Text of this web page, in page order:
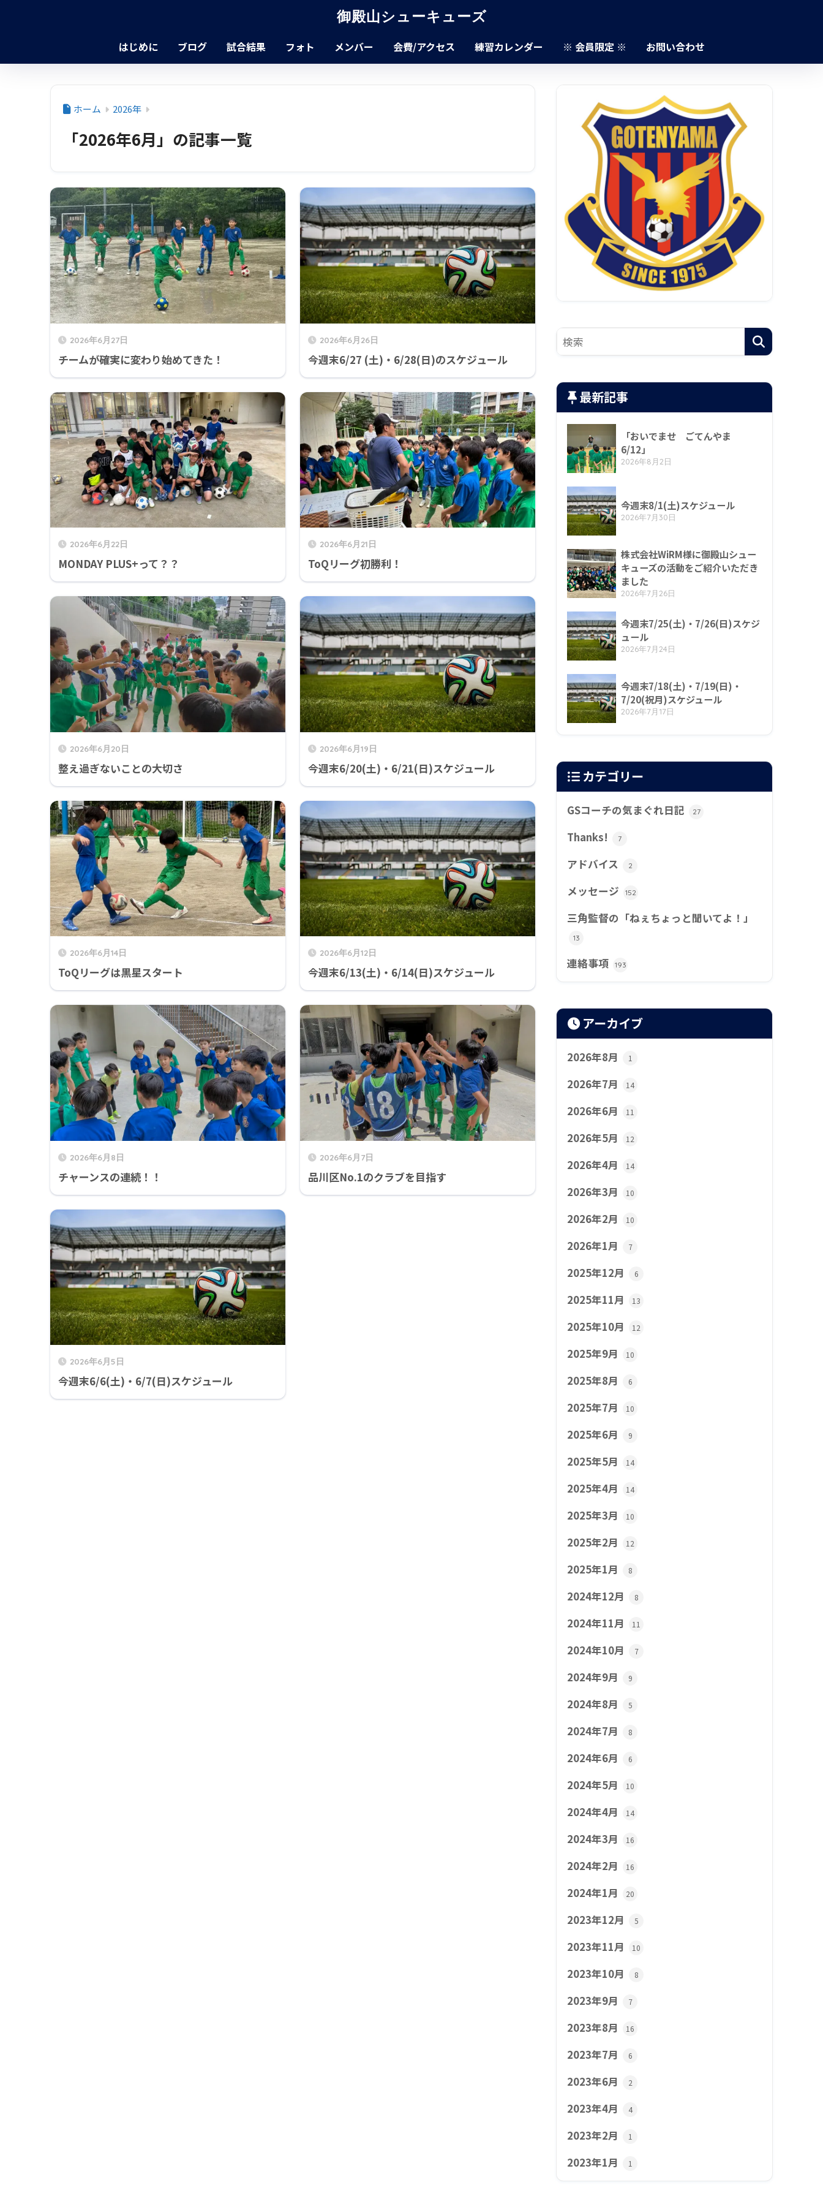
御殿山シューキューズ
はじめに ブログ 試合結果 フォト メンバー 会費/アクセス 練習カレンダー ※ 会員限定 ※ お問い合わせ
ホーム 2026年
「2026年6月」の記事一覧
2026年6月27日
チームが確実に変わり始めてきた！
2026年6月26日
今週末6/27 (土)・6/28(日)のスケジュール
2026年6月22日
MONDAY PLUS+って？？
2026年6月21日
ToQリーグ初勝利！
2026年6月20日
整え過ぎないことの大切さ
2026年6月19日
今週末6/20(土)・6/21(日)スケジュール
2026年6月14日
ToQリーグは黒星スタート
2026年6月12日
今週末6/13(土)・6/14(日)スケジュール
2026年6月8日
チャーンスの連続！！
2026年6月7日
品川区No.1のクラブを目指す
2026年6月5日
今週末6/6(土)・6/7(日)スケジュール
最新記事
「おいでませ ごてんやま
6/12」
2026年8月2日
今週末8/1(土)スケジュール
2026年7月30日
株式会社WiRM様に御殿山シュー
キューズの活動をご紹介いただき
ました
2026年7月26日
今週末7/25(土)・7/26(日)スケジ
ュール
2026年7月24日
今週末7/18(土)・7/19(日)・
7/20(祝月)スケジュール
2026年7月17日
カテゴリー
GSコーチの気まぐれ日記 27
Thanks! 7
アドバイス 2
メッセージ 152
三角監督の「ねぇちょっと聞いてよ！」
13
連絡事項 193
アーカイブ
2026年8月 1
2026年7月 14
2026年6月 11
2026年5月 12
2026年4月 14
2026年3月 10
2026年2月 10
2026年1月 7
2025年12月 6
2025年11月 13
2025年10月 12
2025年9月 10
2025年8月 6
2025年7月 10
2025年6月 9
2025年5月 14
2025年4月 14
2025年3月 10
2025年2月 12
2025年1月 8
2024年12月 8
2024年11月 11
2024年10月 7
2024年9月 9
2024年8月 5
2024年7月 8
2024年6月 6
2024年5月 10
2024年4月 14
2024年3月 16
2024年2月 16
2024年1月 20
2023年12月 5
2023年11月 10
2023年10月 8
2023年9月 7
2023年8月 16
2023年7月 6
2023年6月 2
2023年4月 4
2023年2月 1
2023年1月 1